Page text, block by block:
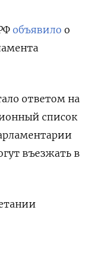
объявило о
ответом на
список
въезжать в